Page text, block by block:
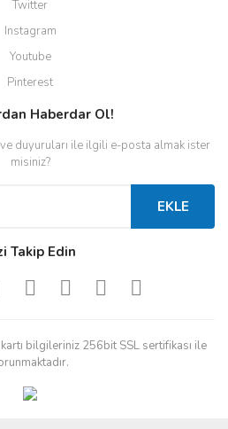
Twitter
Instagram
Youtube
Pinterest
Haberdar Ol!
duyuruları ile ilgili e-posta almak ister
misiniz?
EKLE
Takip Edin
bilgileriniz 256bit SSL sertifikası ile